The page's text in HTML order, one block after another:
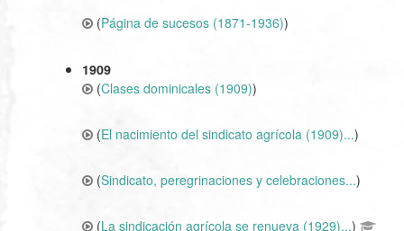
(Página de sucesos (1871-1936))
1909
(Clases dominicales (1909))
(El nacimiento del sindicato agrícola (1909)...)
(Sindicato, peregrinaciones y celebraciones...)
(La sindicación agrícola se renueva (1929)...)